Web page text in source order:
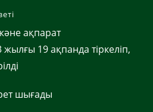
ақпарат
жылғы 19 ақпанда тіркеліп,
шығады